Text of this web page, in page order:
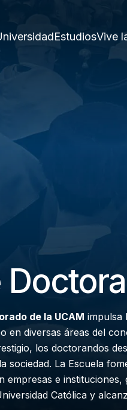
EstudiosVive
de la UCAM impulsa
en diversas áreas del
los doctorandos
sociedad. La Escuela
e
Católica y